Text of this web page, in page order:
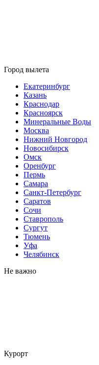
Город вылета
Екатеринбург
Казань
Краснодар
Красноярск
Минеральные Воды
Москва
Нижний Новгород
Новосибирск
Омск
Оренбург
Пермь
Самара
Санкт-Петербург
Саратов
Сочи
Ставрополь
Сургут
Тюмень
Уфа
Челябинск
Не важно
Курорт